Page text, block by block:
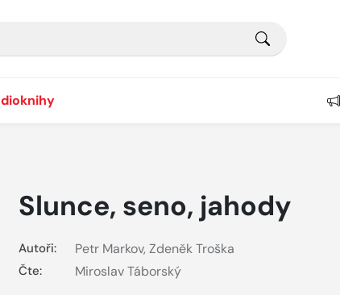
Slunce, seno, jahody
Autoři: Petr Markov, Zdeněk Troška
Čte: Miroslav Táborský